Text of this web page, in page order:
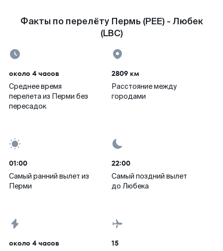
Факты по перелёту Пермь (PEE) - Любек
(LBC)
около 4 часов
Среднее время
перелета из Перми без
пересадок
2809 км
Расстояние между
городами
01:00
Самый ранний вылет из
Перми
22:00
Самый поздний вылет
до Любека
около 4 часов 15